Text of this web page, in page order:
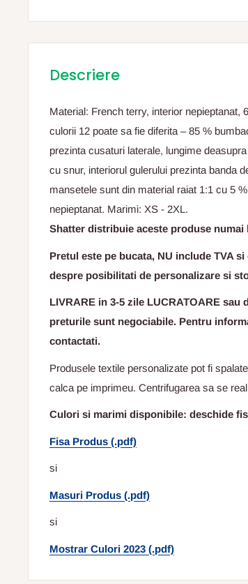
Descriere
Material: French terry, interior
culorii 12 poate sa fie diferita – 85 %
prezinta cusaturi laterale, lungime
cu snur, interiorul gulerului prezinta banda
mansetele sunt din material raiat 1:1 cu 5
nepieptanat. Marimi: XS - 2XL.
Shatter distribuie aceste produse numai
Pretul este pe bucata, NU include TVA
despre posibilitati de personalizare si
LIVRARE in 3-5 zile LUCRATOARE
preturile sunt negociabile. Pentru
contactati.
Produsele textile personalizate pot fi
calca pe imprimeu. Centrifugarea sa se
Culori si marimi disponibile: deschide
Fisa Produs (.pdf)
si
Masuri Produs (.pdf)
si
Mostrar Culori 2023 (.pdf)